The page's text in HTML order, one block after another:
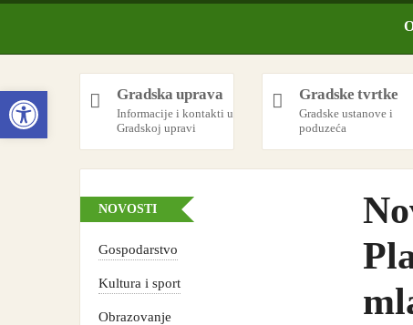
Open toolbar Gradska uprava
Informacije i kontakti u
Gradskoj upravi
Gradske tvrtke
Gradske ustanove i
poduzeća
NOVOSTI
Gospodarstvo
Kultura i sport
Obrazovanje